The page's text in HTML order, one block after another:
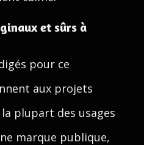
et sûrs à
pour ce
aux projets
plupart des usages
marque publique,